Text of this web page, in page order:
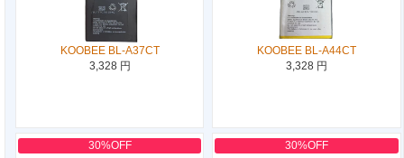
KOOBEE BL-A37CT
3,328 円
KOOBEE BL-A44CT
3,328 円
30%OFF 30%OFF